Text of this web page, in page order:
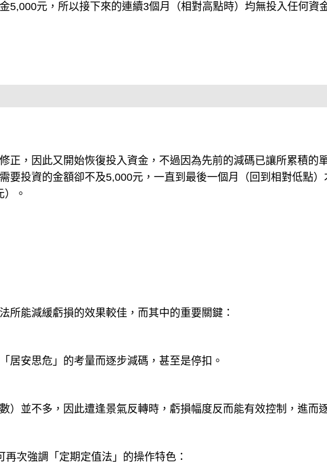
5,000元，所以接下來的連續3個月（相對高點時）均無投入任何資
正，因此又開始恢復投入資金，不過因為先前的減碼已讓所累積的
要投資的金額卻不及5,000元，一直到最後一個月（回到相對低點）
。
所能減緩虧損的效果較佳，而其中的重要關鍵：
居安思危」的考量而逐步減碼，甚至是停扣。
）並不多，因此遭逢景氣反轉時，虧損幅度反而能有效控制，進而
次強調「定期定值法」的操作特色：